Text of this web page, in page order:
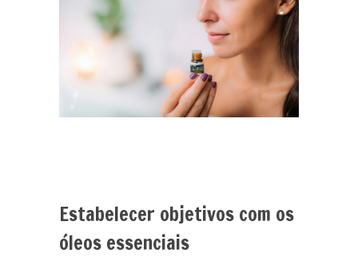
Estabelecer objetivos com os
óleos essenciais